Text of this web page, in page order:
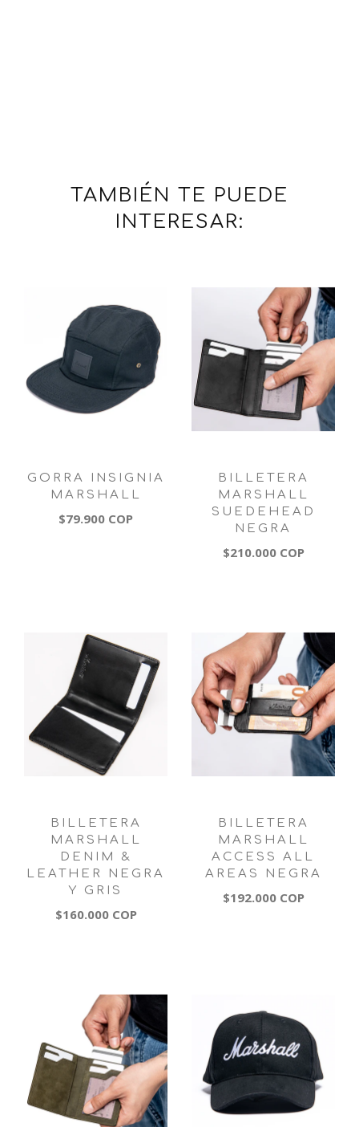
TAMBIÉN TE PUEDE
INTERESAR:
GORRA INSIGNIA
MARSHALL
$79.900 COP
BILLETERA
MARSHALL
SUEDEHEAD
NEGRA
$210.000 COP
BILLETERA
MARSHALL
DENIM &
LEATHER NEGRA
Y GRIS
$160.000 COP
BILLETERA
MARSHALL
ACCESS ALL
AREAS NEGRA
$192.000 COP